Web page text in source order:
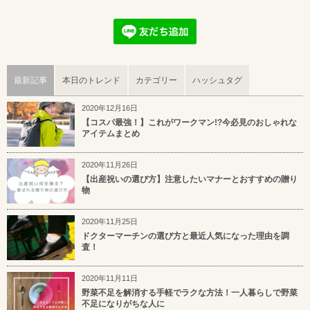
最新記事 本日のトレンド カテゴリー ハッシュタグ
2020年12月16日
【コスパ最強！】これがワークマン!?今必見のおしゃれな
アイテムまとめ
2020年11月26日
【出産祝いの選び方】注意したいマナーとおすすめの贈り
物
2020年11月25日
ドクターマーチンの選び方と最近人気になった理由を調
査！
2020年11月11日
野菜不足を解消する手軽でラクな方法！一人暮らしで野菜
不足になりがちな人に